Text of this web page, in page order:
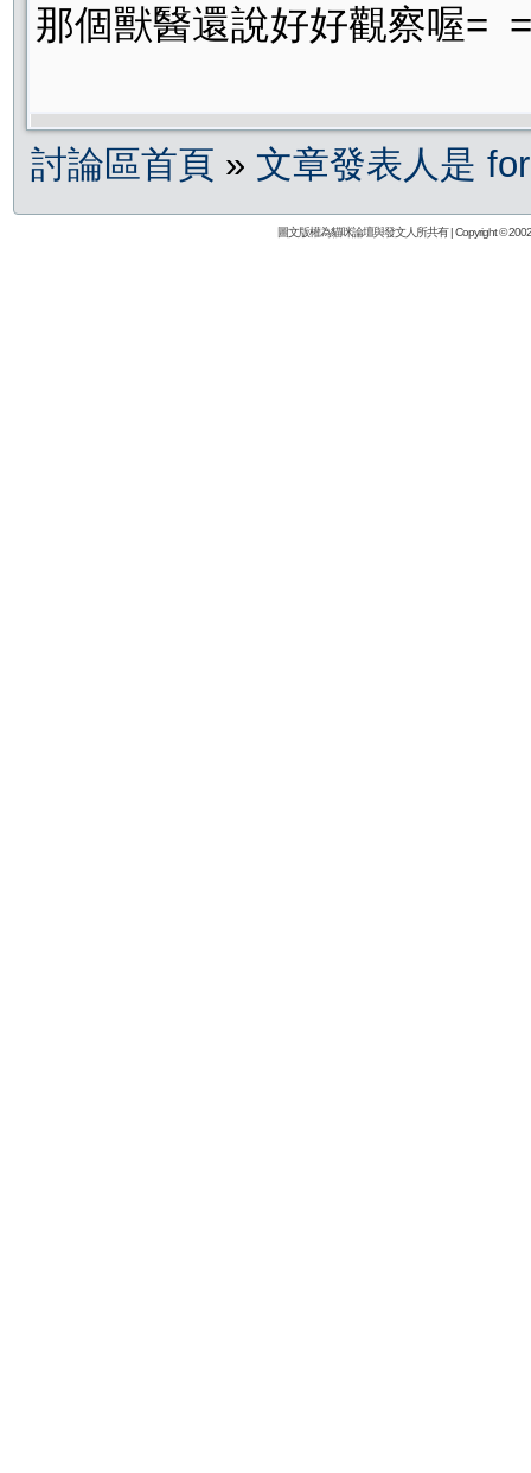
那個獸醫還說好好觀察喔=
討論區首頁 » 文章發表人是
圖文版權為貓咪論壇與發文人所共有 | Copyright ©